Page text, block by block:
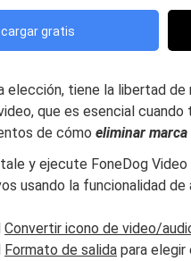
gratis
elección, tiene la libertad
que es esencial
de cómo eliminar marca
y ejecute FoneDog
usando la funcionalidad
Convertir icono de video/
Formato de salida para